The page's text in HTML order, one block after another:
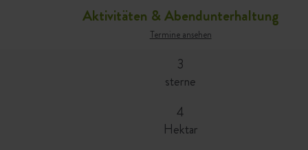
Aktivitäten & Abendunterhaltung
Termine ansehen
3
sterne
4
Hektar